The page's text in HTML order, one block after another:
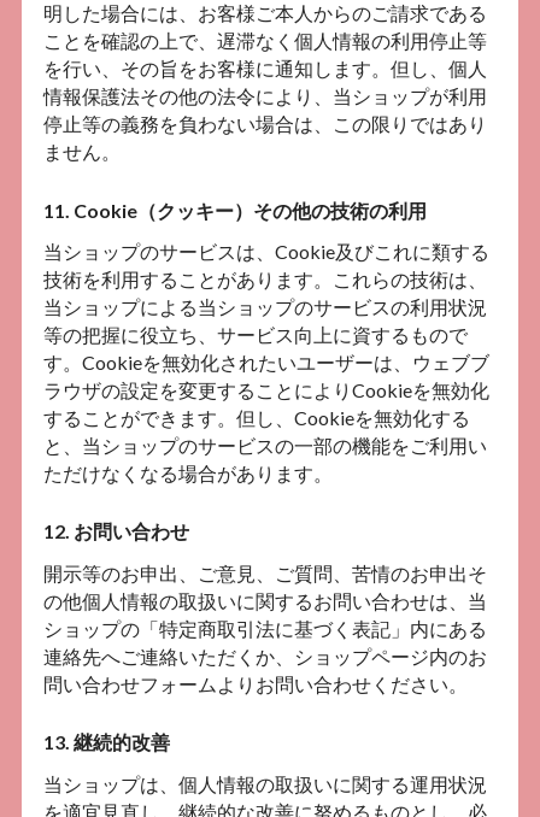
明した場合には、お客様ご本人からのご請求である
ことを確認の上で、遅滞なく個人情報の利用停止等
を行い、その旨をお客様に通知します。但し、個人
情報保護法その他の法令により、当ショップが利用
停止等の義務を負わない場合は、この限りではあり
ません。
11. Cookie（クッキー）その他の技術の利用
当ショップのサービスは、Cookie及びこれに類する
技術を利用することがあります。これらの技術は、
当ショップによる当ショップのサービスの利用状況
等の把握に役立ち、サービス向上に資するもので
す。Cookieを無効化されたいユーザーは、ウェブブ
ラウザの設定を変更することによりCookieを無効化
することができます。但し、Cookieを無効化する
と、当ショップのサービスの一部の機能をご利用い
ただけなくなる場合があります。
12. お問い合わせ
開示等のお申出、ご意見、ご質問、苦情のお申出そ
の他個人情報の取扱いに関するお問い合わせは、当
ショップの「特定商取引法に基づく表記」内にある
連絡先へご連絡いただくか、ショップページ内のお
問い合わせフォームよりお問い合わせください。
13. 継続的改善
当ショップは、個人情報の取扱いに関する運用状況
を適宜見直し、継続的な改善に努めるものとし、必